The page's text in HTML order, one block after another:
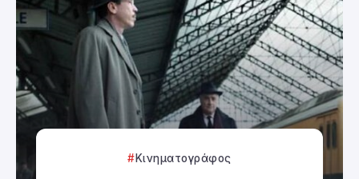
Κινηματογράφος